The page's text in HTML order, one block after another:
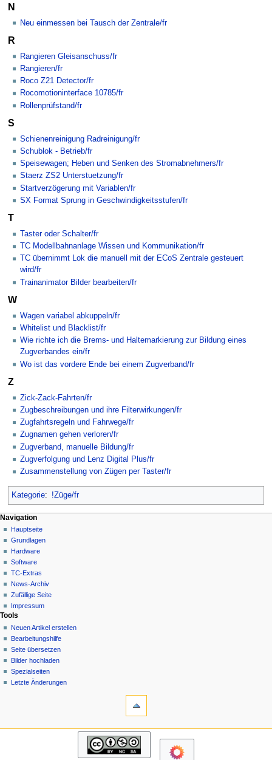
N
Neu einmessen bei Tausch der Zentrale/fr
R
Rangieren Gleisanschuss/fr
Rangieren/fr
Roco Z21 Detector/fr
Rocomotioninterface 10785/fr
Rollenprüfstand/fr
S
Schienenreinigung Radreinigung/fr
Schublok - Betrieb/fr
Speisewagen; Heben und Senken des Stromabnehmers/fr
Staerz ZS2 Unterstuetzung/fr
Startverzögerung mit Variablen/fr
SX Format Sprung in Geschwindigkeitsstufen/fr
T
Taster oder Schalter/fr
TC Modellbahnanlage Wissen und Kommunikation/fr
TC übernimmt Lok die manuell mit der ECoS Zentrale gesteuert
wird/fr
Trainanimator Bilder bearbeiten/fr
W
Wagen variabel abkuppeln/fr
Whitelist und Blacklist/fr
Wie richte ich die Brems- und Haltemarkierung zur Bildung eines
Zugverbandes ein/fr
Wo ist das vordere Ende bei einem Zugverband/fr
Z
Zick-Zack-Fahrten/fr
Zugbeschreibungen und ihre Filterwirkungen/fr
Zugfahrtsregeln und Fahrwege/fr
Zugnamen gehen verloren/fr
Zugverband, manuelle Bildung/fr
Zugverfolgung und Lenz Digital Plus/fr
Zusammenstellung von Zügen per Taster/fr
Kategorie: !Züge/fr
N
a
v
g
a
i
o
n
s
m
e
Seitenaktionen
Kategorie
Diskussion
Lesen
Quelltext
anzeigen
Versionsgeschichte
Meine Werkzeuge
Deutsch
Anmelden
Navigation
Hauptseite
Grundlagen
Hardware
Software
TC-Extras
News-Archiv
Zufällige Seite
Impressum
Tools
Neuen Artikel erstellen
Bearbeitungshilfe
Seite übersetzen
Bilder hochladen
Spezialseiten
Letzte Änderungen
Navigation